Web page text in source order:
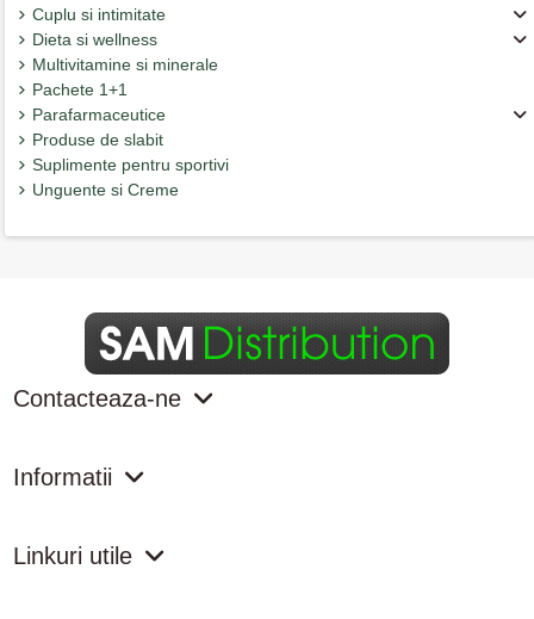
Cuplu si intimitate
Dieta si wellness
Multivitamine si minerale
Pachete 1+1
Parafarmaceutice
Produse de slabit
Suplimente pentru sportivi
Unguente si Creme
Contacteaza-ne
Informatii
Linkuri utile